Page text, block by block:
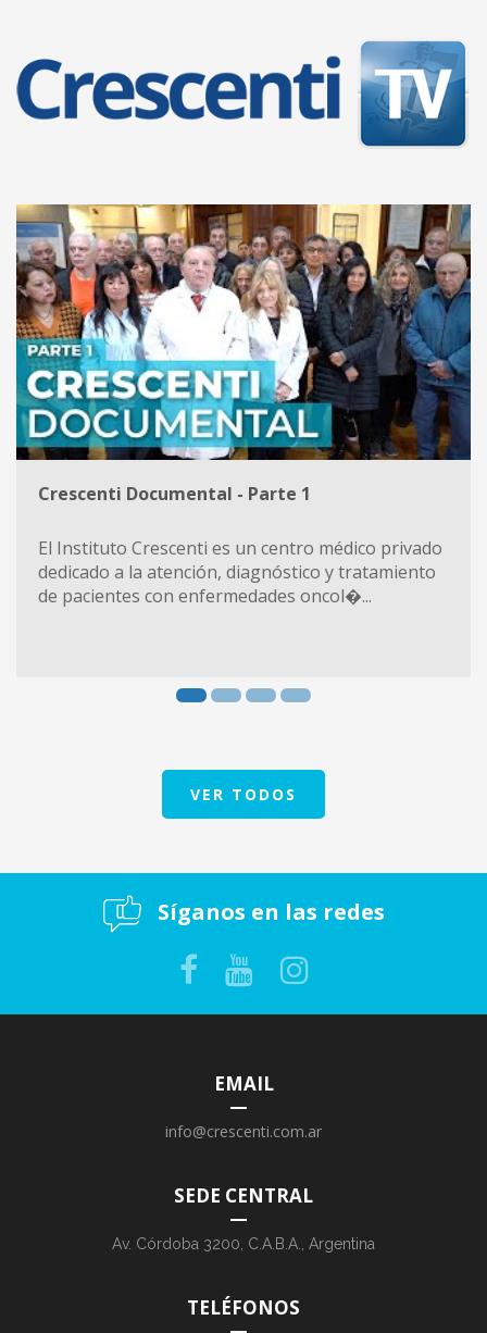
Crescenti Documental - Parte 1
El Instituto Crescenti es un centro médico privado
dedicado a la atención, diagnóstico y tratamiento
de pacientes con enfermedades oncol�...
VER TODOS
Síganos en las redes
EMAIL
info@crescenti.com.ar
SEDE CENTRAL
Av. Córdoba 3200, C.A.B.A., Argentina
TELÉFONOS